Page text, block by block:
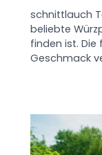
schnittlauch
beliebte
finden ist. Die
Geschmack